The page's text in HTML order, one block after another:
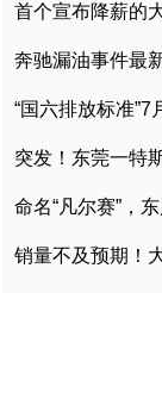
突发！东莞一特
命名“凡尔赛”，
销量不及预期！